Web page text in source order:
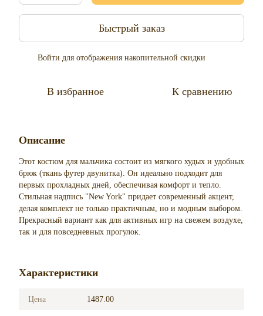
Быстрый заказ
Войти для отображения накопительной скидки
В избранное К сравнению
Описание
Этот костюм для мальчика состоит из мягкого худых и удобных
брюк (ткань футер двунитка). Он идеально подходит для
первых прохладных дней, обеспечивая комфорт и тепло.
Стильная надпись "New York" придает современный акцент,
делая комплект не только практичным, но и модным выбором.
Прекрасный вариант как для активных игр на свежем воздухе,
так и для повседневных прогулок.
Характеристики
Цена 1487.00